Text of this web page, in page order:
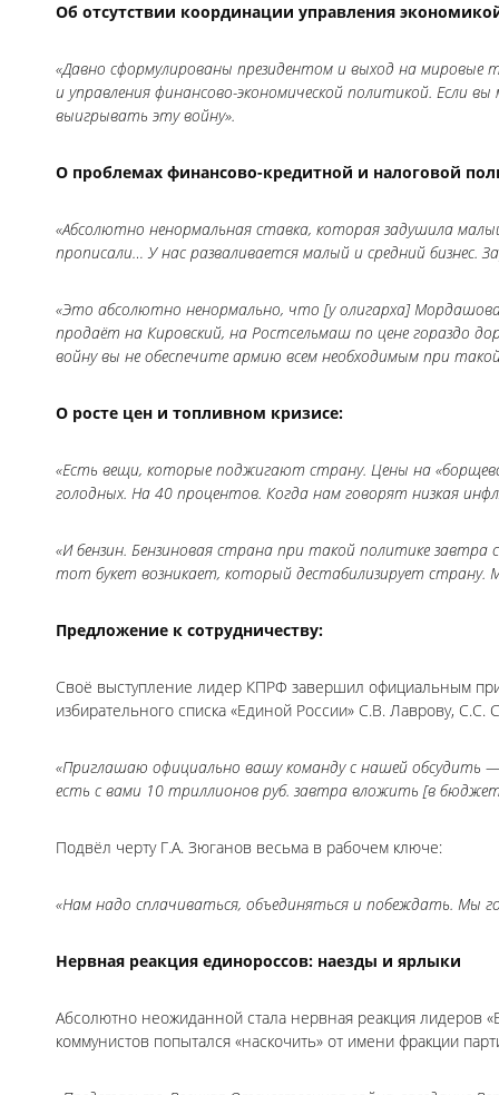
Об отсутствии координации управления
«Давно сформулированы президентом и выход на
и управления финансово-экономической политикой. Если
выигрывать эту войну».
О проблемах финансово-кредитной и налоговой
«Абсолютно ненормальная ставка, которая задушила
прописали… У нас разваливается малый и средний бизнес.
«Это абсолютно ненормально, что [у олигарха]
продаёт на Кировский, на Ростсельмаш по цене гораздо
войну вы не обеспечите армию всем необходимым при
О росте цен и топливном кризисе:
«Есть вещи, которые поджигают страну. Цены на
голодных. На 40 процентов. Когда нам говорят низкая
«И бензин. Бензиновая страна при такой политике
тот букет возникает, который дестабилизирует страну.
Предложение к сотрудничеству:
Своё выступление лидер КПРФ завершил официальным
избирательного списка «Единой России» С.В. Лаврову, С.С.
«Приглашаю официально вашу команду с нашей обсудить
есть с вами 10 триллионов руб. завтра вложить [в
Подвёл черту Г.А. Зюганов весьма в рабочем ключе:
«Нам надо сплачиваться, объединяться и побеждать. Мы
Нервная реакция единороссов: наезды и ярлыки
Абсолютно неожиданной стала нервная реакция лидеров
коммунистов попытался «наскочить» от имени фракции